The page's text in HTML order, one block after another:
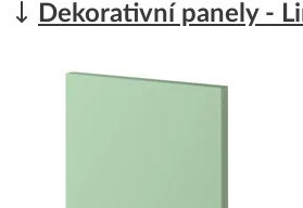
Dekorativní panely -